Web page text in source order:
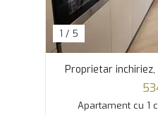
1 / 5
Proprietar
Apartament cu 1